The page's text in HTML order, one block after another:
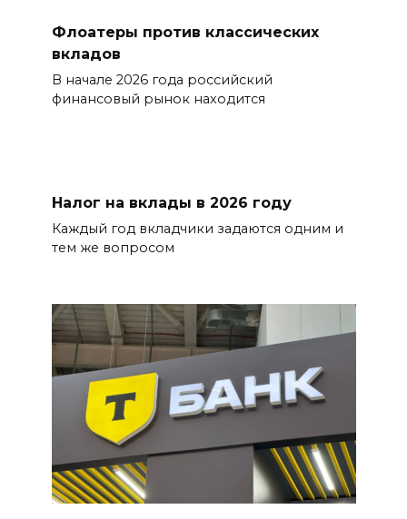
Флоатеры против классических
вкладов
В начале 2026 года российский
финансовый рынок находится
Налог на вклады в 2026 году
Каждый год вкладчики задаются одним и
тем же вопросом